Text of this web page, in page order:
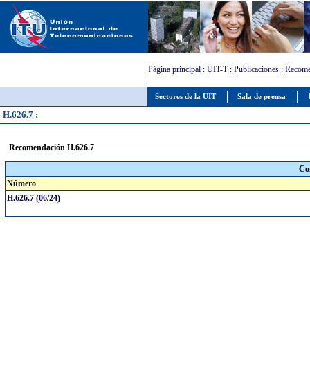
Sectores de la UIT Sala de prensa
Página principal : UIT-T: Publicaciones :
H.626.7 :
Recomendación H.626.7
Número
H.626.7 (06/24)